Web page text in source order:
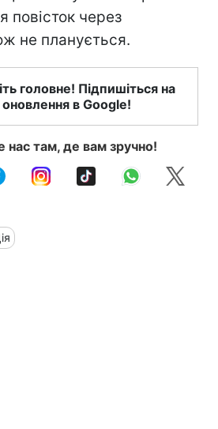
повісток через
не планується.
головне! Підпишіться на
оновлення в Google!
нас там, де вам зручно!